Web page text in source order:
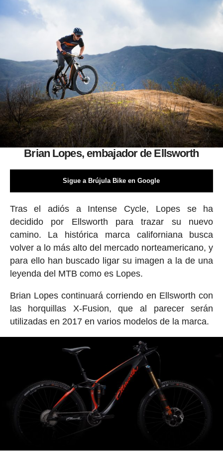
Brian Lopes, embajador de Ellsworth
Sigue a Brújula Bike en Google
Tras el adiós a Intense Cycle, Lopes se ha
decidido por Ellsworth para trazar su nuevo
camino. La histórica marca californiana busca
volver a lo más alto del mercado norteamericano, y
para ello han buscado ligar su imagen a la de una
leyenda del MTB como es Lopes.
Brian Lopes continuará corriendo en Ellsworth con
las horquillas X-Fusion, que al parecer serán
utilizadas en 2017 en varios modelos de la marca.